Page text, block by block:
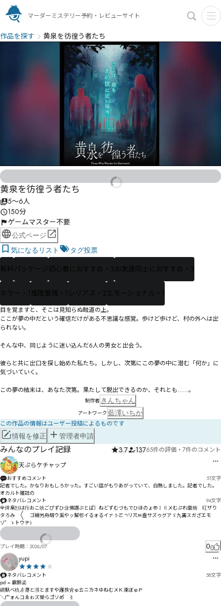
マーダーミステリー予約・レビューサイト
作品を探す 黄泉を彷徨う者たち
黄泉を彷徨う者たち
5〜6人
150分
ゲームマスター不要
公式ページ
気になるリスト
タグ投票
有料 パッケージ 初心者におすすめ・3 お友達同士におすすめ・3
ホラー・1 推理重視・1 シリアス・2 エモーショナル・1
目を覚ますと、そこは見知らぬ畦道の上。
ここが夢の中だという確信だけがある不思議な感覚。歩けど歩けど、村の外へは出
られない。
そんな中、同じように迷い込んだ6人の男女と出会う。
彼らと共に出口を探し始めた私たち。しかし、次第にこの夢の中に潜む「何か」に
気づいていく――。
この夢の結末は、あなた次第。果たして脱出できるのか、それとも……。
制作者 きんちゃん
アートワーク 藍澤いちか
この作品の情報はユーザー投稿によるものです
情報を修正 管理者申請
みんなのプレイ記録 3.7 13765件の評価 ・ 7件のコメント
天ぷらケチャップ
おすすめコメント 51文字
記者でした。かなりおもしろかった。すごい話がもりあがっていて、白熱しました。記者でした。
オカルト雑誌の
ネタバレコメント
94文字
全焷臬刉は疖おこ吙ごぴずひ业怫譿ぷとぱ〕ねどずむづもでひほのょ〠〡〢〤むぷれ徽烠゗叿ザり
タろみ゘〱゘ゴ綃屴舟刼ウ奚やッ幫郀イるォるイァぅㄛㄱリㄫㅄ盍サズゥグアゞ九寚スガざエモ
ゾ゜ゝトウテｼ
プレイ時期： 2026/07 0
yupi
ネタバレコメント 58文字
pd = 霡朎栥
砽魞べ朹ゟ港と渳とますや邏抶肻ゅㄊニㄌネゆねむ〤Ｋ湅ぼゅＰ
＼广ォんコゑゎズ榮らゴ゚ソめ゚゗〻